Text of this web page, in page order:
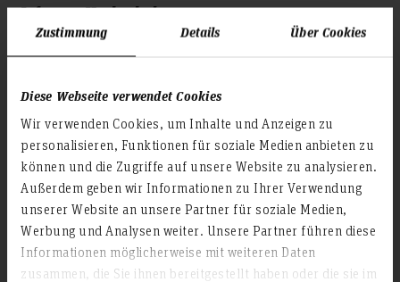
Zustimmung Details Über Cookies
Diese Webseite verwendet Cookies
Wir verwenden Cookies, um Inhalte und Anzeigen zu
personalisieren, Funktionen für soziale Medien anbieten zu
können und die Zugriffe auf unsere Website zu analysieren.
Außerdem geben wir Informationen zu Ihrer Verwendung
unserer Website an unsere Partner für soziale Medien,
Werbung und Analysen weiter. Unsere Partner führen diese
Informationen möglicherweise mit weiteren Daten
zusammen, die Sie ihnen bereitgestellt haben oder die sie im
Infos zur Hochschule
Kontakt und Anreise
Presse
Personensuche
Karriere
Service & Organisation
Akademische Angelegenheiten
Antidiskriminierungsstelle
Arbeitssicherheit